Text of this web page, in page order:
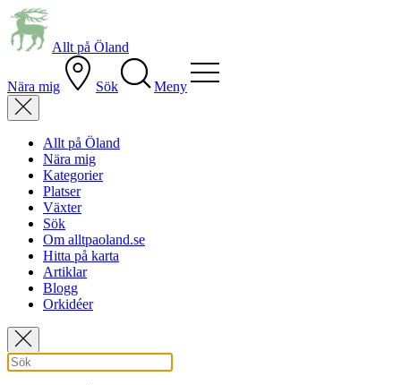
Allt på Öland
Nära mig Sök Meny
Allt på Öland
Nära mig
Kategorier
Platser
Växter
Sök
Om alltpaoland.se
Hitta på karta
Artiklar
Blogg
Orkidéer